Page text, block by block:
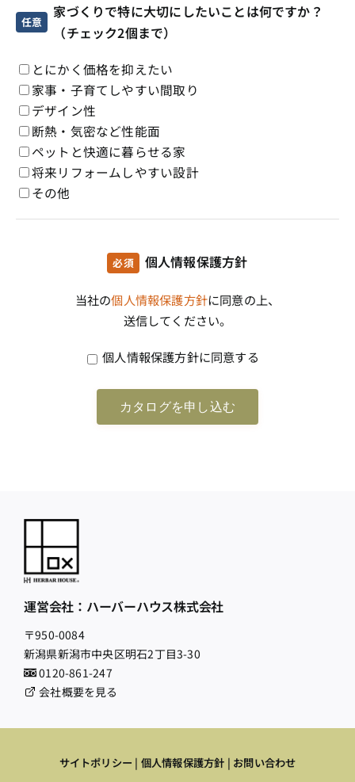
任意
家づくりで特に大切にしたいことは何ですか？
（チェック2個まで）
とにかく価格を抑えたい
家事・子育てしやすい間取り
デザイン性
断熱・気密など性能面
ペットと快適に暮らせる家
将来リフォームしやすい設計
その他
必須 個人情報保護方針
当社の個人情報保護方針に同意の上、
送信してください。
個人情報保護方針に同意する
運営会社：ハーバーハウス株式会社
〒950-0084
新潟県新潟市中央区明石2丁目3-30
0120-861-247
会社概要を見る
サイトポリシー | 個人情報保護方針 | お問い合わせ